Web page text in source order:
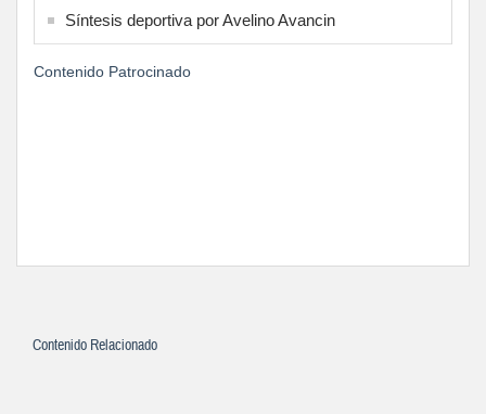
Síntesis deportiva por Avelino Avancin
Contenido Patrocinado
Contenido Relacionado